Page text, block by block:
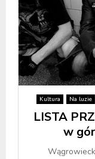
Kultura Na luzie
LISTA
w